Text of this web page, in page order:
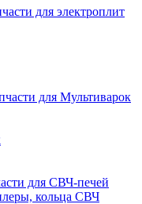
для электроплит
для Мультиварок
для СВЧ-печей
кольца СВЧ